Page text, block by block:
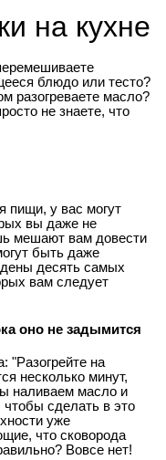
на кухне
блюдо или тесто?
разогреваете масло?
не знаете, что
пищи, у вас могут
вы даже не
мешают вам довести
быть даже
десять самых
вам следует
оно не задымится
"Разогрейте на
несколько минут,
наливаем масло и
чтобы сделать в это
уже
что сковорода
Вовсе нет!